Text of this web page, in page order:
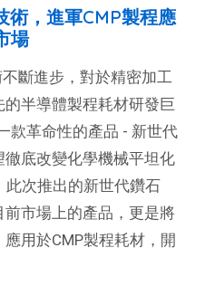
術，進軍CMP製程應
場
斷進步，對於精密加工
半導體製程耗材研發巨
款革命性的產品 - 新世代
底改變化學機械平坦化
此次推出的新世代鑽石
市場上的產品，更是將
用於CMP製程耗材，開